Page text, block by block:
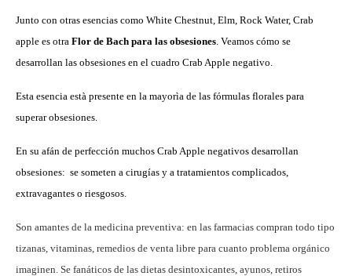
Junto con otras esencias como White Chestnut, Elm, Rock Water, Crab
apple es otra Flor de Bach para las obsesiones. Veamos cómo se
desarrollan las obsesiones en el cuadro Crab Apple negativo.
Esta esencia està presente en la mayorìa de las fórmulas florales para
superar obsesiones.
En su afán de perfección muchos Crab Apple negativos desarrollan
obsesiones: se someten a cirugías y a tratamientos complicados,
extravagantes o riesgosos.
Son amantes de la medicina preventiva: en las farmacias compran todo tipo
tizanas, vitaminas, remedios de venta libre para cuanto problema orgánico
imaginen. Se fanáticos de las dietas desintoxicantes, ayunos, retiros